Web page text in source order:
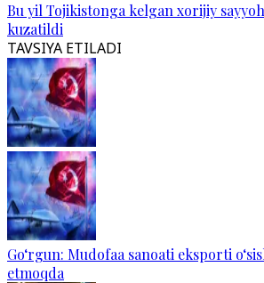
Bu yil Tojikistonga kelgan xorijiy
kuzatildi
TAVSIYA ETILADI
Go‘rgun: Mudofaa sanoati eksporti
etmoqda